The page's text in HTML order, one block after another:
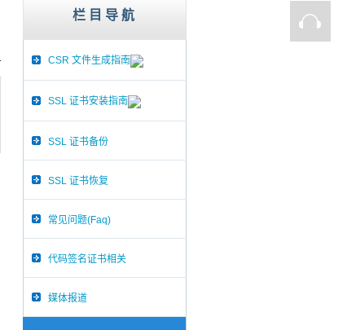
栏目导航
CSR 文件生成指南
SSL 证书安装指南
SSL 证书备份
SSL 证书恢复
常见问题(Faq)
代码签名证书相关
媒体报道